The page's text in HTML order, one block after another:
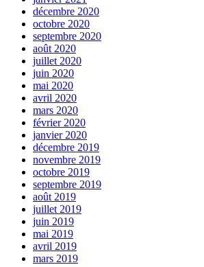
décembre 2020
octobre 2020
septembre 2020
août 2020
juillet 2020
juin 2020
mai 2020
avril 2020
mars 2020
février 2020
janvier 2020
décembre 2019
novembre 2019
octobre 2019
septembre 2019
août 2019
juillet 2019
juin 2019
mai 2019
avril 2019
mars 2019